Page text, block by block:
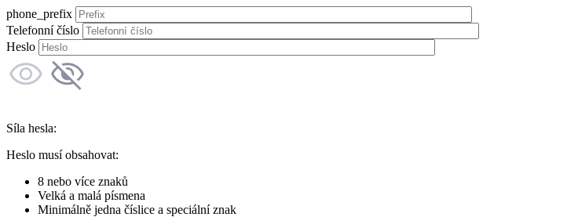
phone_prefix
Telefonní číslo
Heslo
Síla hesla:
Heslo musí obsahovat:
8 nebo více znaků
Velká a malá písmena
Minimálně jedna číslice a speciální znak